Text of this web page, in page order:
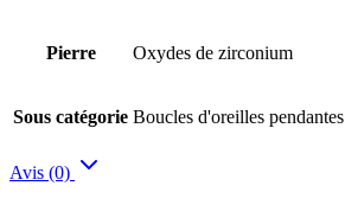
Pierre Oxydes de zirconium
Sous catégorie Boucles d'oreilles pendantes
Avis (0)